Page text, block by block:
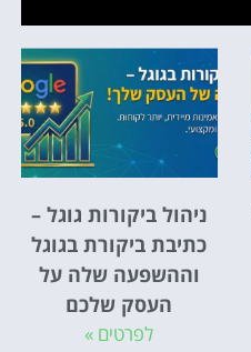
ניהול ביקורות גוגל –
כתיבת ביקורת בגוגל
וההשפעה שלה על
העסק שלכם
לפרטים »